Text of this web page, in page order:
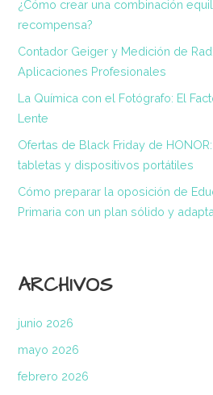
¿Cómo crear una combinación
recompensa?
Contador Geiger y Medición de
Aplicaciones Profesionales
La Química con el Fotógrafo: El
Lente
Ofertas de Black Friday de
tabletas y dispositivos portátiles
Cómo preparar la oposición de
Primaria con un plan sólido y
ARCHIVOS
junio 2026
mayo 2026
febrero 2026